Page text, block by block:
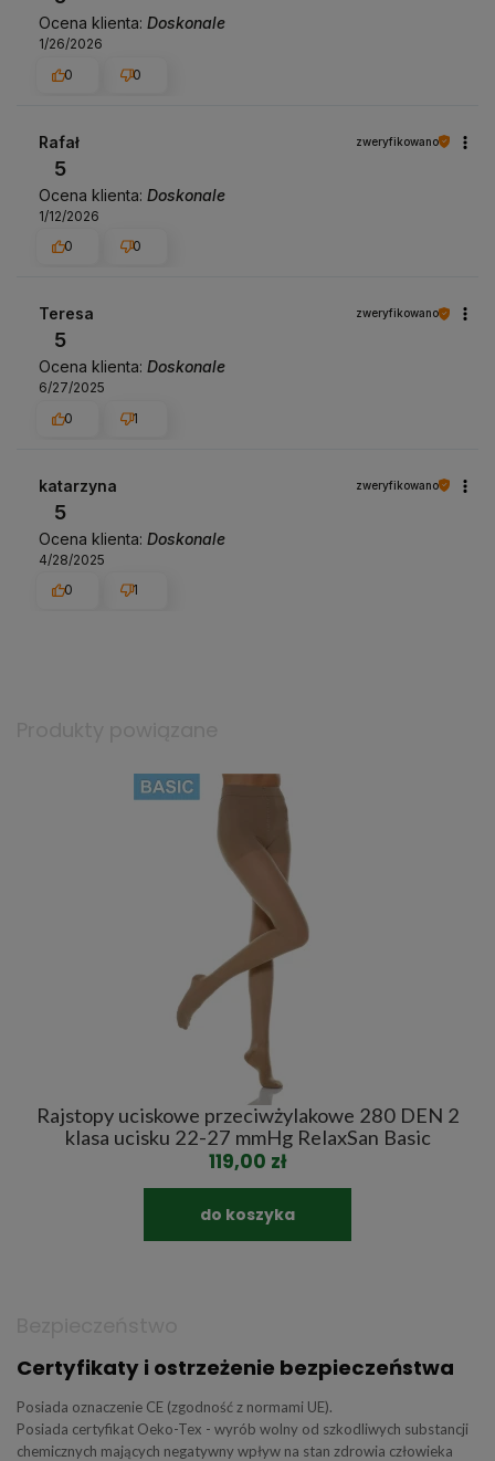
Ocena klienta: Doskonale
1/26/2026
0
0
Rafał zweryfikowano
5
Ocena klienta: Doskonale
1/12/2026
0
0
Teresa zweryfikowano
5
Ocena klienta: Doskonale
6/27/2025
0
1
katarzyna zweryfikowano
5
Ocena klienta: Doskonale
4/28/2025
0
1
Rajstopy uciskowe przeciwżylakowe 280 DEN 2
klasa ucisku 22-27 mmHg RelaxSan Basic
119,00 zł
do koszyka
Certyfikaty i ostrzeżenie bezpieczeństwa
Posiada oznaczenie CE (zgodność z normami UE).
Posiada certyfikat Oeko-Tex - wyrób wolny od szkodliwych substancji
chemicznych mających negatywny wpływ na stan zdrowia człowieka